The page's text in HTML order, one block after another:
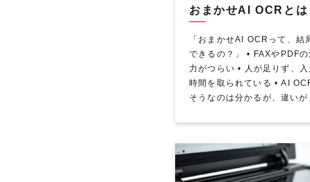
「おまかせAI OCRって、結
できるの？」 • FAXやPDFの
力がつらい • 人が足りず、
時間を取られている • AI
そうなのは分かるが、違いが